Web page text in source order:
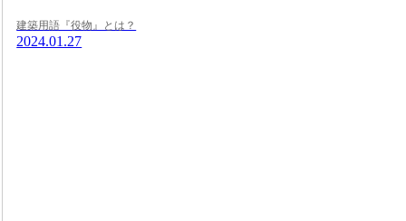
建築用語『役物』とは？
2024.01.27